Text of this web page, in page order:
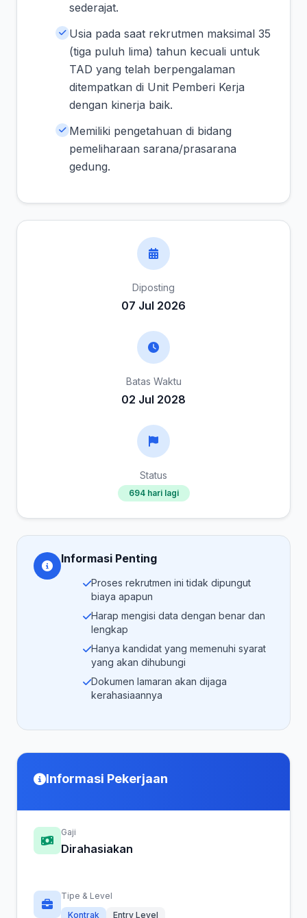
sederajat.
Usia pada saat rekrutmen maksimal 35
(tiga puluh lima) tahun kecuali untuk
TAD yang telah berpengalaman
ditempatkan di Unit Pemberi Kerja
dengan kinerja baik.
Memiliki pengetahuan di bidang
pemeliharaan sarana/prasarana
gedung.
Diposting
07 Jul 2026
Batas Waktu
02 Jul 2028
Status
694 hari lagi
Informasi Penting
Proses rekrutmen ini tidak dipungut
biaya apapun
Harap mengisi data dengan benar dan
lengkap
Hanya kandidat yang memenuhi syarat
yang akan dihubungi
Dokumen lamaran akan dijaga
kerahasiaannya
Informasi Pekerjaan
Gaji
Dirahasiakan
Tipe & Level
Kontrak
Entry Level